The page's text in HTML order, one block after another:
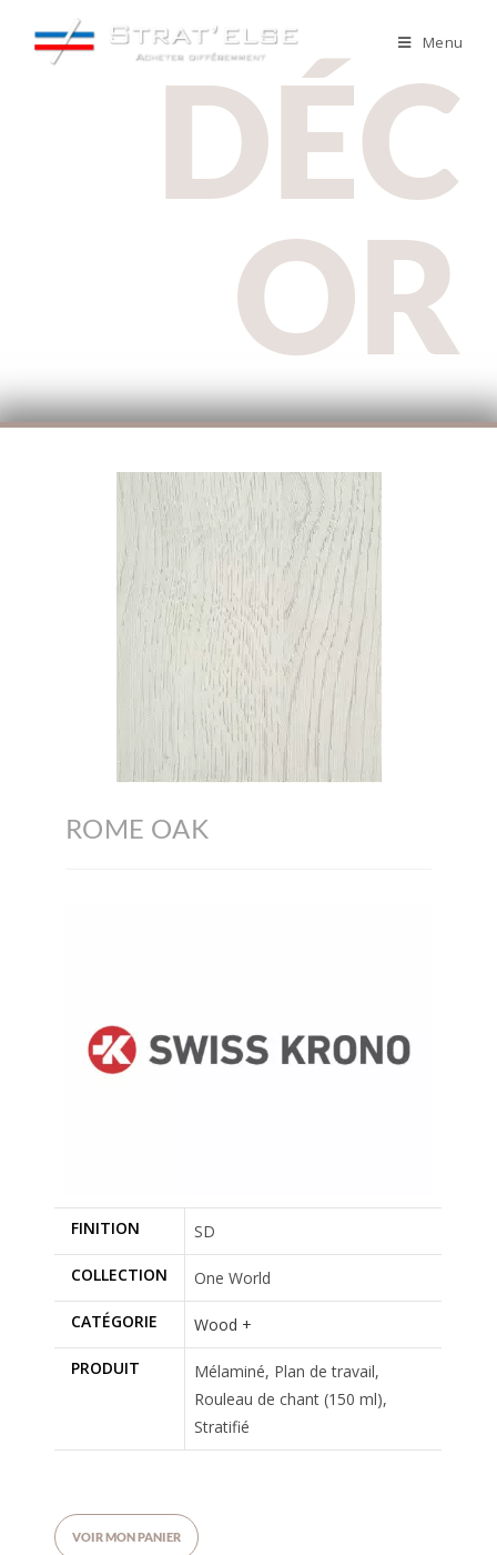
Menu
DÉC
OR
ROME OAK
FINITION SD
COLLECTION One World
CATÉGORIE Wood +
PRODUIT
Mélaminé, Plan de travail,
Rouleau de chant (150 ml),
Stratifié
VOIR MON PANIER